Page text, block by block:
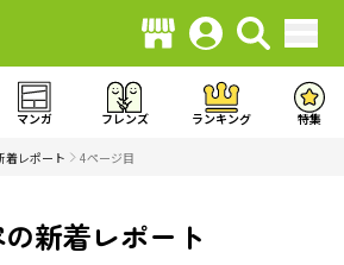
マンガ フレンズ ランキング 特集
着レポート 4ページ目
新着レポート